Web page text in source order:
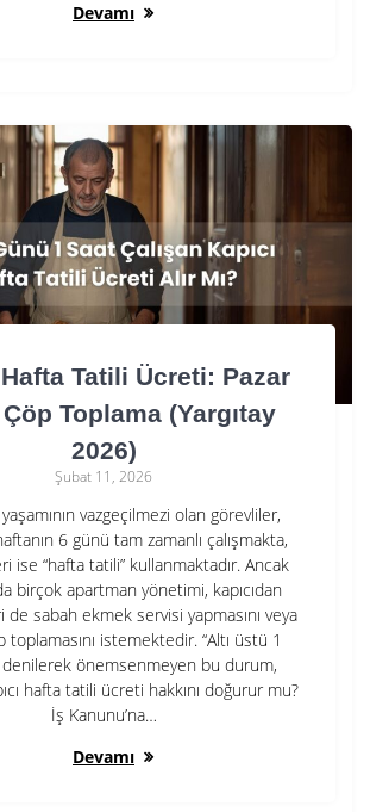
Devamı
Hafta Tatili Ücreti: Pazar
Toplama (Yargıtay
2026)
Şubat 11, 2026
vazgeçilmezi olan görevliler,
6 günü tam zamanlı çalışmakta,
ise “hafta tatili” kullanmaktadır. Ancak
birçok apartman yönetimi, kapıcıdan
de sabah ekmek servisi yapmasını veya
toplamasını istemektedir. “Altı üstü 1
denilerek önemsenmeyen bu durum,
hafta tatili ücreti hakkını doğurur mu?
İş Kanunu’na…
Devamı